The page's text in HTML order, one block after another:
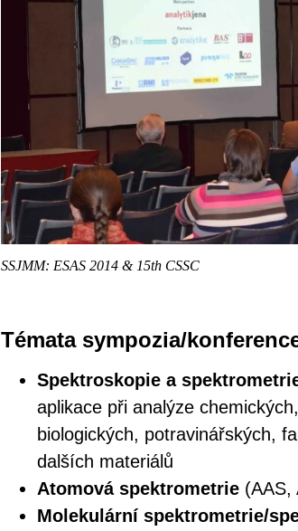
SSJMM: ESAS 2014 & 15th CSSC
Témata sympozia/
Spektroskopie a
aplikace při analýze
biologických, potravinářských,
dalších materiálů
Atomová spektrometrie(AAS,
Molekulární spektrometrie/